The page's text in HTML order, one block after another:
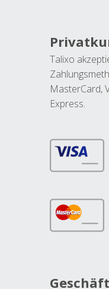
Talixo
MasterCard,
Express.